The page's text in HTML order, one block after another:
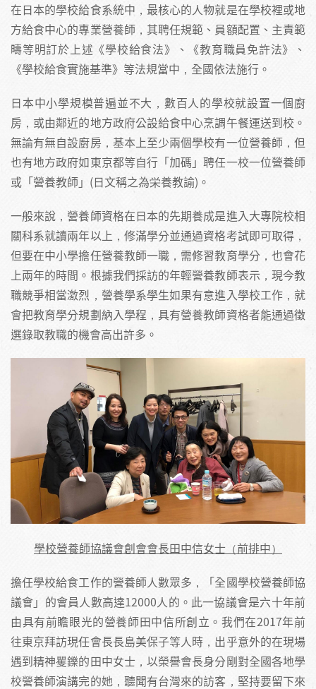
在日本的學校給食系統中，最核心的人物就是在學校裡或地
方給食中心的專業營養師，其聘任規範、員額配置、主責範
疇等明訂於上述《學校給食法》、《教育職員免許法》、
《學校給食實施基準》等法規當中，全國依法施行。
日本中小學規模普遍並不大，數百人的學校就設置一個廚
房，或由鄰近的地方政府公設給食中心烹調午餐運送到校。
無論有無自設廚房，基本上至少兩個學校有一位營養師，但
也有地方政府如東京都等自行「加碼」聘任一校一位營養師
或「營養教師」(日文稱之為栄養教諭)。
一般來說，營養師資格在日本的先期養成是進入大專院校相
關科系就讀兩年以上，修滿學分並通過資格考試即可取得，
但要在中小學擔任營養教師一職，需修習教育學分，也會花
上兩年的時間。根據我們採訪的年輕營養教師表示，現今教
職競爭相當激烈，營養學系學生如果有意進入學校工作，就
會把教育學分規劃納入學程，具有營養教師資格者能通過徵
選錄取教職的機會高出許多。
學校營養師協議會創會會長田中信女士（前排中）
擔任學校給食工作的營養師人數眾多，「全國學校營養師協
議會」的會員人數高達12000人的。此一協議會是六十年前
由具有前瞻眼光的營養師田中信所創立。我們在2017年前
往東京拜訪現任會長長島美保子等人時，出乎意外的在現場
遇到精神矍鑠的田中女士，以榮譽會長身分剛對全國各地學
校營養師演講完的她，聽聞有台灣來的訪客，堅持要留下來